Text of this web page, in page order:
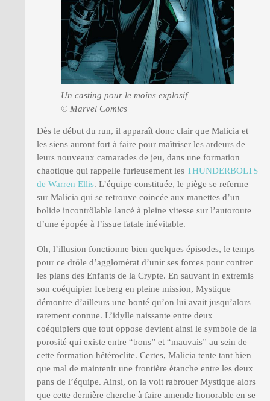
Un casting pour le moins explosif
© Marvel Comics
Dès le début du run, il apparaît donc clair que Malicia et
les siens auront fort à faire pour maîtriser les ardeurs de
leurs nouveaux camarades de jeu, dans une formation
chaotique qui rappelle furieusement les THUNDERBOLTS
de Warren Ellis. L’équipe constituée, le piège se referme
sur Malicia qui se retrouve coincée aux manettes d’un
bolide incontrôlable lancé à pleine vitesse sur l’autoroute
d’une épopée à l’issue fatale inévitable.
Oh, l’illusion fonctionne bien quelques épisodes, le temps
pour ce drôle d’agglomérat d’unir ses forces pour contrer
les plans des Enfants de la Crypte. En sauvant in extremis
son coéquipier Iceberg en pleine mission, Mystique
démontre d’ailleurs une bonté qu’on lui avait jusqu’alors
rarement connue. L’idylle naissante entre deux
coéquipiers que tout oppose devient ainsi le symbole de la
porosité qui existe entre “bons” et “mauvais” au sein de
cette formation hétéroclite. Certes, Malicia tente tant bien
que mal de maintenir une frontière étanche entre les deux
pans de l’équipe. Ainsi, on la voit rabrouer Mystique alors
que cette dernière cherche à faire amende honorable en se